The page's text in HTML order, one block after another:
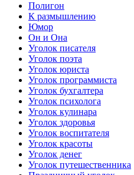
Полигон
К размышлению
Юмор
Он и Она
Уголок писателя
Уголок поэта
Уголок юриста
Уголок программиста
Уголок бухгалтера
Уголок психолога
Уголок кулинара
Уголок здоровья
Уголок воспитателя
Уголок красоты
Уголок денег
Уголок путешественника